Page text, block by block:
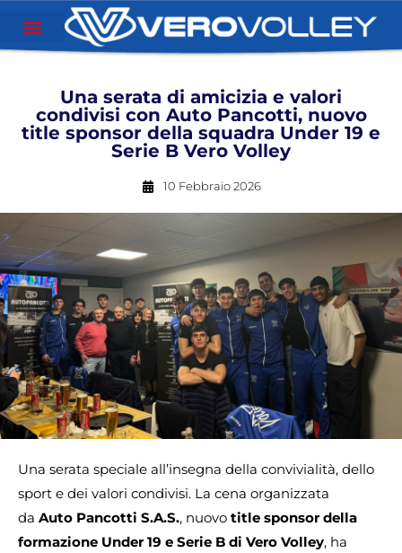
Una serata di amicizia e valori
condivisi con Auto Pancotti, nuovo
title sponsor della squadra Under 19 e
Serie B Vero Volley
10 Febbraio 2026
Una serata speciale all’insegna della convivialità, dello
sport e dei valori condivisi. La cena organizzata
da Auto Pancotti S.A.S., nuovo title sponsor della
formazione Under 19 e Serie B di Vero Volley, ha